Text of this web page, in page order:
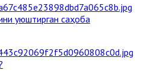
уюштирган саҳоба